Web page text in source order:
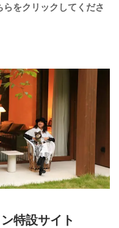
をクリックしてくださ
特設サイト